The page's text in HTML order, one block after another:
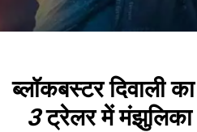
ब्लॉकबस्टर दिवाली का
3ट्रेलर में मंझुलिका